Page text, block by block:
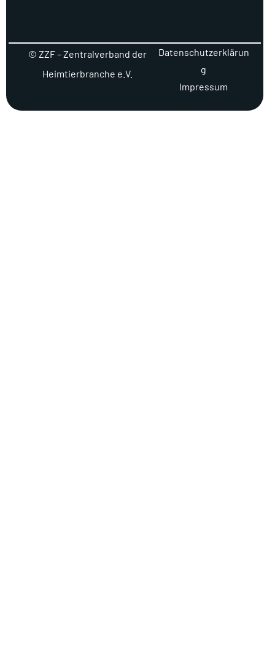
© ZZF – Zentralverband der
Heimtierbranche e.V.
Datenschutzerklärun
g
Impressum